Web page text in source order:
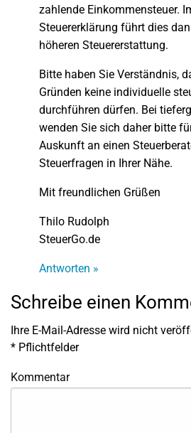
zahlende Einkommensteuer.
Steuererklärung führt dies
höheren Steuererstattung.
Bitte haben Sie Verständnis,
Gründen keine individuelle
durchführen dürfen. Bei
wenden Sie sich daher bitte
Auskunft an einen
Steuerfragen in Ihrer Nähe.
Mit freundlichen Grüßen
Thilo Rudolph
SteuerGo.de
Antworten »
Schreibe einen
Ihre E-Mail-Adresse wird nicht
* Pflichtfelder
Kommentar